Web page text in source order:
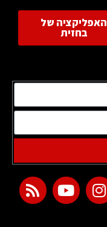
האפליקציה של
בחזית